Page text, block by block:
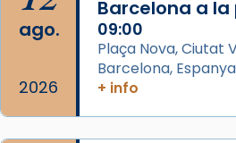
2 weeks ago
Aquest dilluns, 27 de juliol,
missa d’acció de gràcies
comitè organitzador de la
col·laboradors, a la
ago.
2026
Barcelona a
09:00
Plaça Nova, Ciutat
Barcelona, Espanya
+ info